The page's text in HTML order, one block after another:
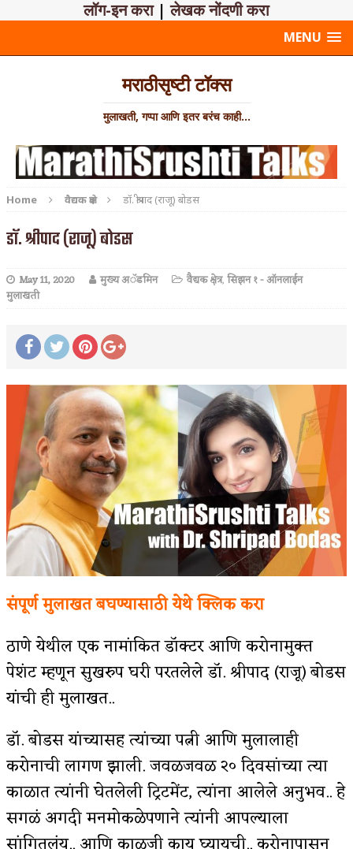
लॉग-इन करा|लेखक नोंदणी करा
MENU
मराठीसृष्टी टॉक्स
मुलाखती, गप्पा आणि इतर बरंच काही...
Home वैद्यक क्षेत्र डॉ. श्रीपाद (राजू) बोडस
डॉ. श्रीपाद (राजू) बोडस
May 11, 2020 मुख्य अॅडमिन वैद्यक क्षेत्र,सिझन १ - ऑनलाईन
मुलाखती
संपूर्ण मुलाखत बघण्यासाठी येथे क्लिक करा
ठाणे येथील एक नामांकित डॉक्टर आणि करोनामुक्त
पेशंट म्हणून सुखरुप घरी परतलेले डॉ. श्रीपाद (राजू) बोडस
यांची ही मुलाखत..
डॉ. बोडस यांच्यासह त्यांच्या पत्नी आणि मुलालाही
करोनाची लागण झाली. जवळजवळ २० दिवसांच्या त्या
काळात त्यांनी घेतलेली ट्रिटमेंट, त्यांना आलेले अनुभव.. हे
सगळं अगदी मनमोकळेपणाने त्यांनी आपल्याला